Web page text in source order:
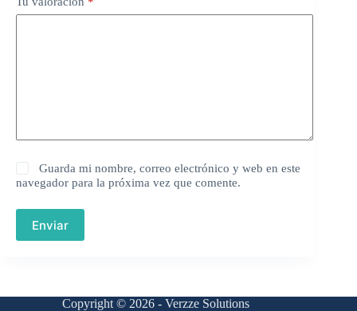
Guarda mi nombre, correo electrónico y web en este
navegador para la próxima vez que comente.
Enviar
Copyright © 2026 - Verzze Solutions